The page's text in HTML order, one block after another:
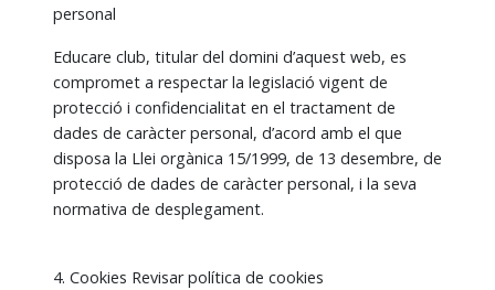
personal
Educare club, titular del domini d’aquest web, es
compromet a respectar la legislació vigent de
protecció i confidencialitat en el tractament de
dades de caràcter personal, d’acord amb el que
disposa la Llei orgànica 15/1999, de 13 desembre, de
protecció de dades de caràcter personal, i la seva
normativa de desplegament.
4. Cookies Revisar política de cookies